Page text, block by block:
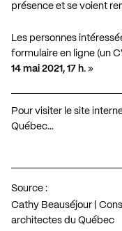
présence et se voient
Les personnes
formulaire en ligne (un
14 mai 2021, 17 h. »
Pour visiter le site
Québec…
Source :
Cathy Beauséjour |
architectes du Québec